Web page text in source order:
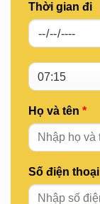
Thời gian đi
Họ và tên *
Số điện thoại